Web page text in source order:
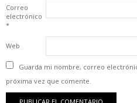
Correo
electrónico
*
Web
Guarda mi nombre, correo
próxima vez que comente.